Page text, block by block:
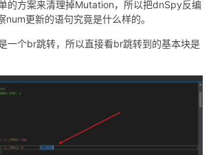
的方案来清理掉Mutation，所以把dnSpy反编
更新的语句究竟是什么样的。
一个br跳转，所以直接看br跳转到的基本块是